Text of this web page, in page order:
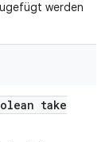
werden
take